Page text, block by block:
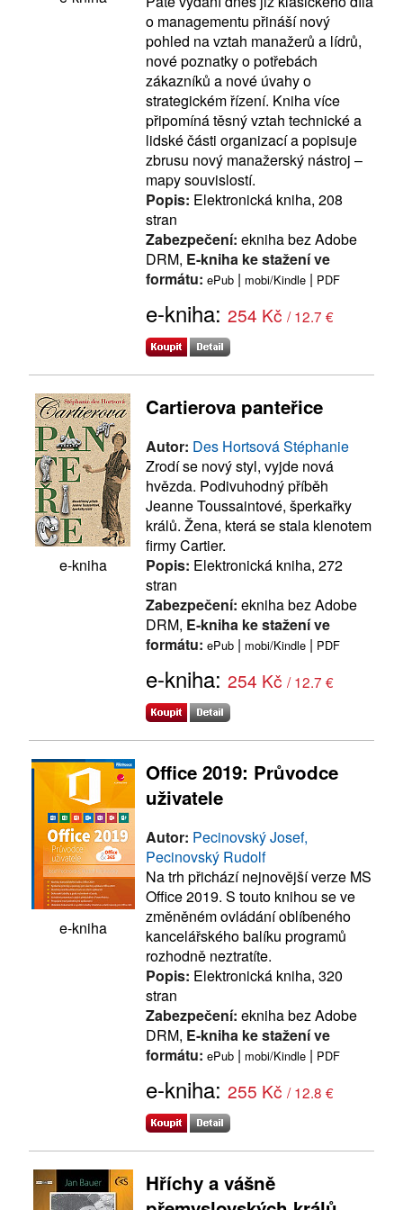
o managementu přináší nový
pohled na vztah manažerů a lídrů,
nové poznatky o potřebách
zákazníků a nové úvahy o
strategickém řízení. Kniha více
připomíná těsný vztah technické a
lidské části organizací a popisuje
zbrusu nový manažerský nástroj –
mapy souvislostí.
Popis: Elektronická kniha, 208
stran
Zabezpečení: ekniha bez Adobe
DRM, E-kniha ke stažení ve
formátu: ePub | mobi/Kindle | PDF
e-kniha: 254 Kč / 12.7 €
e-kniha
Cartierova panteřice
Autor: Des Hortsová Stéphanie
Zrodí se nový styl, vyjde nová
hvězda. Podivuhodný příběh
Jeanne Toussaintové, šperkařky
králů. Žena, která se stala klenotem
firmy Cartier.
Popis: Elektronická kniha, 272
stran
Zabezpečení: ekniha bez Adobe
DRM, E-kniha ke stažení ve
formátu: ePub | mobi/Kindle | PDF
e-kniha: 254 Kč / 12.7 €
e-kniha
Office 2019: Průvodce
uživatele
Autor: Pecinovský Josef,
Pecinovský Rudolf
Na trh přichází nejnovější verze MS
Office 2019. S touto knihou se ve
změněném ovládání oblíbeného
kancelářského balíku programů
rozhodně neztratíte.
Popis: Elektronická kniha, 320
stran
Zabezpečení: ekniha bez Adobe
DRM, E-kniha ke stažení ve
formátu: ePub | mobi/Kindle | PDF
e-kniha: 255 Kč / 12.8 €
Hříchy a vášně